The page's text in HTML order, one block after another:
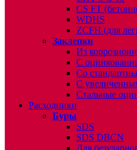
CS FT
WDHS
ZCFH (для
Заклепки
Из
С
Со
С
Стальные
Расходники
Буры
SDS
SDS DBCN
Для